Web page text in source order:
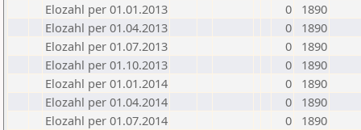
Elozahl per 01.01.2013
0
1890
Elozahl per 01.04.2013
0
1890
Elozahl per 01.07.2013
0
1890
Elozahl per 01.10.2013
0
1890
Elozahl per 01.01.2014
0
1890
Elozahl per 01.04.2014
0
1890
Elozahl per 01.07.2014
0
1890